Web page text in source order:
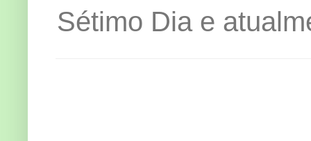
Sétimo Dia e